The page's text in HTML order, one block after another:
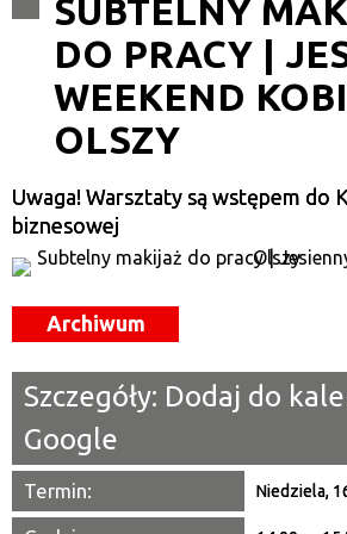
Kategoria
Trwające w zakresie
Miejsce
Organizator
SUBTELNY
DO PRACY |
WEEKEND
OLSZY
Uwaga! Warsztaty są wstępem do
biznesowej
Archiwum
Szczegóły: Dodaj do
Google
Termin: Niedziela,